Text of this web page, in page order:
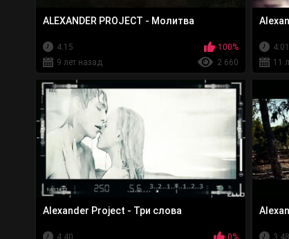
ALEXANDER PROJECT - Молитва
4:15
100%
9 лет назад
2 660
4:01
11
Alexander Project - Три слова
4:40 0% 3:48